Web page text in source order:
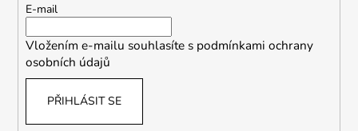
E-mail
Vložením e-mailu souhlasíte s podmínkami ochrany
osobních údajů
PŘIHLÁSIT SE